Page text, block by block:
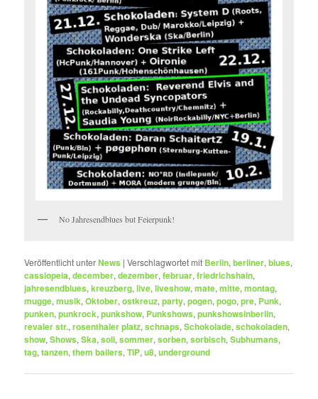
No Jahresendblues but Feierpunk!
Veröffentlicht unterNews |Verschlagwortet mit Berlin,berliner,blues,
cassiopeia,december,dezember,februar,friedrichshain,
jahresendblues,kreuzberg,live,liveshow,mate,mitte,montag,
mugge,musik,Oktober,ostkreuz,party,pogen,pogo,pre, Punk,
punken,punkrock,punkshow, Punkshows,punkshowsinberlin,
revaler str.,rosenthaler platz,schnaps,Schokolade,schokoladen,
show,Shows,Ska,soli,sommer,sorben,sorbisch,Subhumans,
tag,tanzen,them bailers,TIP,u8,underground